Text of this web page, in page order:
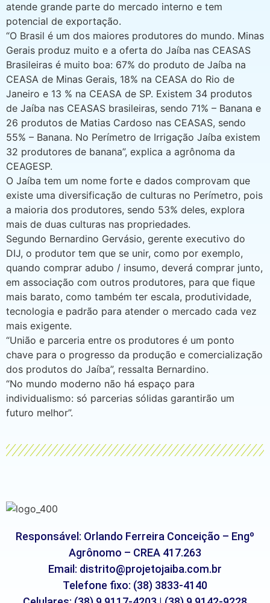
atende grande parte do mercado interno e tem
potencial de exportação.
“O Brasil é um dos maiores produtores do mundo. Minas
Gerais produz muito e a oferta do Jaíba nas CEASAS
Brasileiras é muito boa: 67% do produto de Jaíba na
CEASA de Minas Gerais, 18% na CEASA do Rio de
Janeiro e 13 % na CEASA de SP. Existem 34 produtos
de Jaíba nas CEASAS brasileiras, sendo 71% – Banana e
26 produtos de Matias Cardoso nas CEASAS, sendo
55% – Banana. No Perímetro de Irrigação Jaíba existem
32 produtores de banana”, explica a agrônoma da
CEAGESP.
O Jaíba tem um nome forte e dados comprovam que
existe uma diversificação de culturas no Perímetro, pois
a maioria dos produtores, sendo 53% deles, explora
mais de duas culturas nas propriedades.
Segundo Bernardino Gervásio, gerente executivo do
DIJ, o produtor tem que se unir, como por exemplo,
quando comprar adubo / insumo, deverá comprar junto,
em associação com outros produtores, para que fique
mais barato, como também ter escala, produtividade,
tecnologia e padrão para atender o mercado cada vez
mais exigente.
“União e parceria entre os produtores é um ponto
chave para o progresso da produção e comercialização
dos produtos do Jaíba”, ressalta Bernardino.
“No mundo moderno não há espaço para
individualismo: só parcerias sólidas garantirão um
futuro melhor”.
Responsável: Orlando Ferreira Conceição – Engº
Agrônomo – CREA 417.263
Email: distrito@projetojaiba.com.br
Telefone fixo: (38) 3833-4140